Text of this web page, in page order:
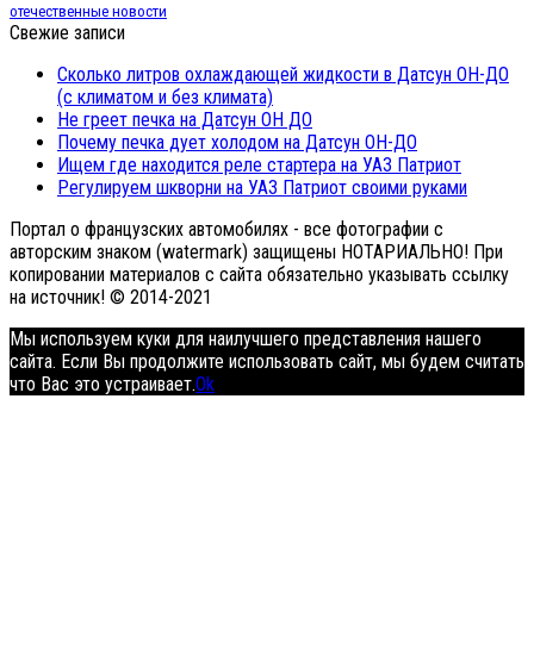
отечественные новости
Свежие записи
Сколько литров охлаждающей жидкости в Датсун ОН-ДО
(с климатом и без климата)
Не греет печка на Датсун ОН ДО
Почему печка дует холодом на Датсун ОН-ДО
Ищем где находится реле стартера на УАЗ Патриот
Регулируем шкворни на УАЗ Патриот своими руками
Портал о французских автомобилях - все фотографии с
авторским знаком (watermark) защищены НОТАРИАЛЬНО! При
копировании материалов с сайта обязательно указывать ссылку
на источник! © 2014-2021
Мы используем куки для наилучшего представления нашего
сайта. Если Вы продолжите использовать сайт, мы будем считать
что Вас это устраивает.Ok